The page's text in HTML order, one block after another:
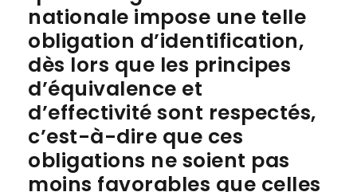
nationale impose une telle
obligation d’identification,
dès lors que les principes
d’équivalence et
d’effectivité sont respectés,
c’est-à-dire que ces
obligations ne soient pas
moins favorables que celles